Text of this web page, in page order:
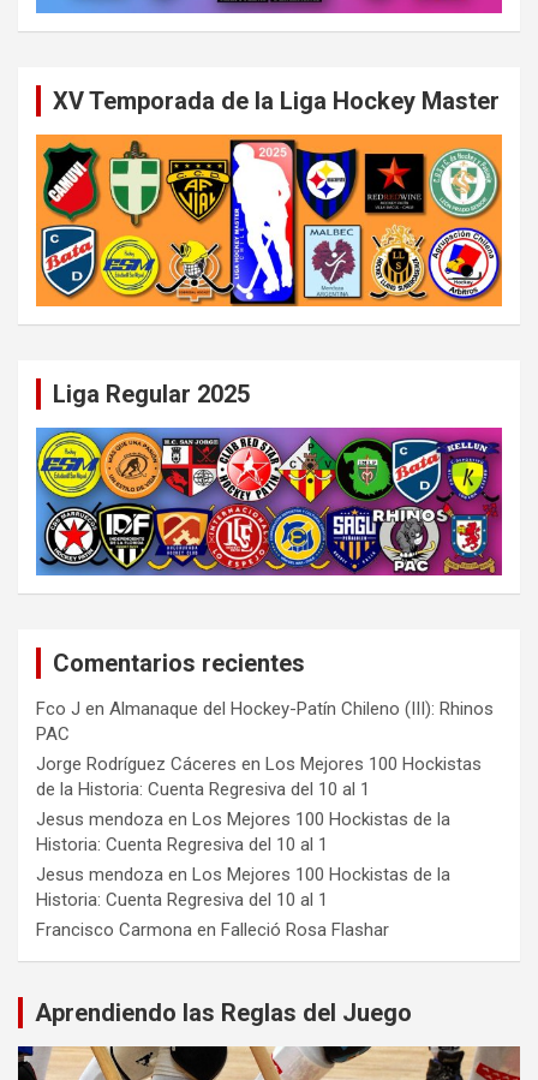
XV Temporada de la Liga Hockey Master
Liga Regular 2025
Comentarios recientes
Fco J en Almanaque del Hockey-Patín Chileno (III): Rhinos
PAC
Jorge Rodríguez Cáceres en Los Mejores 100 Hockistas
de la Historia: Cuenta Regresiva del 10 al 1
Jesus mendoza en Los Mejores 100 Hockistas de la
Historia: Cuenta Regresiva del 10 al 1
Jesus mendoza en Los Mejores 100 Hockistas de la
Historia: Cuenta Regresiva del 10 al 1
Francisco Carmona en Falleció Rosa Flashar
Aprendiendo las Reglas del Juego